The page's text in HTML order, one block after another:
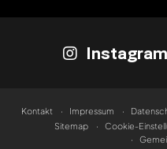
Instagram
Kontakt Impressum
Sitemap
Cookie-